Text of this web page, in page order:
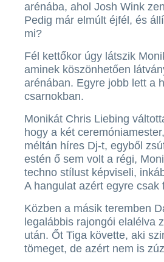
arénába, ahol Josh Wink
Pedig már elmúlt éjfél, és
mi?
Fél kettőkor úgy látszik
aminek köszönhetően
arénában. Egyre jobb lett a
csarnokban.
Monikát Chris Liebing
hogy a két
méltán híres Dj-t, egyből
estén ő sem volt a régi,
techno stílust képviseli,
A hangulat azért egyre
Közben a másik teremben
legalábbis rajongói elalélva
után. Őt Tiga követte, aki
tömeget, de azért nem is